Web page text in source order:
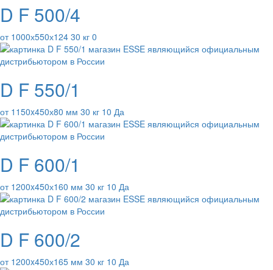
D F 500/4
от 1000х550х124 30 кг 0
D F 550/1
от 1150x450х80 мм 30 кг 10 Да
D F 600/1
от 1200x450х160 мм 30 кг 10 Да
D F 600/2
от 1200x450х165 мм 30 кг 10 Да